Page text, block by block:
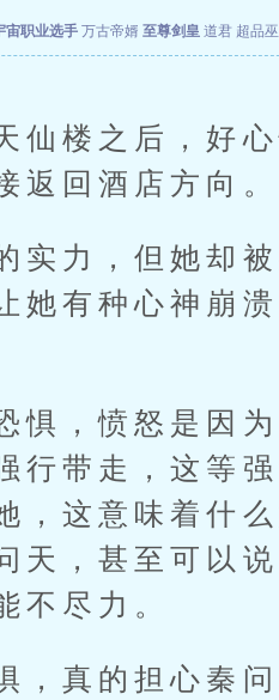
宙职业选手 万古帝婿 至尊剑皇 道君 超品
楼之后，好心
返回酒店方向。
力，但她却被
她有种心神崩
，愤怒是因为
行带走，这等
，这意味着什
天，甚至可以
不尽力。
真的担心秦问